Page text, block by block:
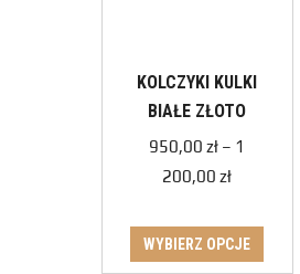
KOLCZYKI KULKI
BIAŁE ZŁOTO
950,00zł – 1
200,00zł
WYBIERZ OPCJE